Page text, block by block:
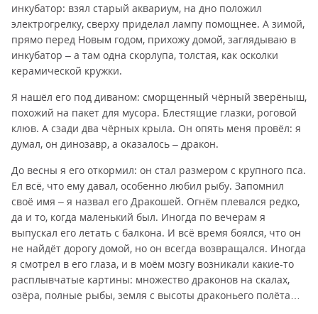
инкубатор: взял старый аквариум, на дно положил
электрогрелку, сверху приделал лампу помощнее. А зимой,
прямо перед Новым годом, прихожу домой, заглядываю в
инкубатор – а там одна скорлупа, толстая, как осколки
керамической кружки.
Я нашёл его под диваном: сморщенный чёрный зверёныш,
похожий на пакет для мусора. Блестящие глазки, роговой
клюв. А сзади два чёрных крыла. Он опять меня провёл: я
думал, он динозавр, а оказалось – дракон.
До весны я его откормил: он стал размером с крупного пса.
Ел всё, что ему давал, особенно любил рыбу. Запомнил
своё имя – я назвал его Дракошей. Огнём плевался редко,
да и то, когда маленький был. Иногда по вечерам я
выпускал его летать с балкона. И всё время боялся, что он
не найдёт дорогу домой, но он всегда возвращался. Иногда
я смотрел в его глаза, и в моём мозгу возникали какие-то
расплывчатые картины: множество драконов на скалах,
озёра, полные рыбы, земля с высоты драконьего полёта…